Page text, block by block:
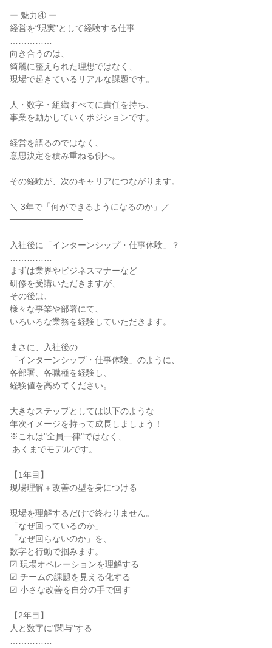
ー 魅力④ ー
経営を“現実”として経験する仕事
向き合うのは、
綺麗に整えられた理想ではなく、
現場で起きているリアルな課題です。
人・数字・組織すべてに責任を持ち、
事業を動かしていくポジションです。
経営を語るのではなく、
意思決定を積み重ねる側へ。
その経験が、次のキャリアにつながります。
＼ 3年で「何ができるようになるのか」／
────────────
入社後に「インターンシップ・仕事体験」？
まずは業界やビジネスマナーなど
研修を受講いただきますが、
その後は、
様々な事業や部署にて、
いろいろな業務を経験していただきます。
まさに、入社後の
「インターンシップ・仕事体験」のように、
各部署、各職種を経験し、
経験値を高めてください。
大きなステップとしては以下のような
年次イメージを持って成長しましょう！
※これは"全員一律"ではなく、
【1年目】
現場理解＋改善の型を身につける
現場を理解するだけで終わりません。
「なぜ回っているのか」
「なぜ回らないのか」を、
数字と行動で掴みます。
☑ 現場オペレーションを理解する
☑ チームの課題を見える化する
☑ 小さな改善を自分の手で回す
【2年目】
人と数字に"関与"する